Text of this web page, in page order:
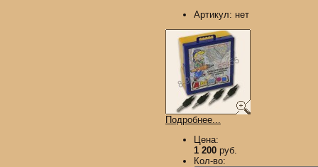
Артикул: нет
Подробнее...
Цена:
1 200 руб.
Кол-во: